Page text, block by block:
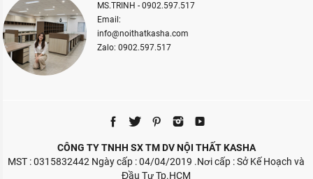
MS.TRINH - 0902.597.517
Email:
info@noithatkasha.com
Zalo: 0902.597.517
CÔNG TY TNHH SX TM DV NỘI THẤT KASHA
MST : 0315832442 Ngày cấp : 04/04/2019 .Nơi cấp : Sở Kế Hoạch và
Đầu Tư Tp.HCM